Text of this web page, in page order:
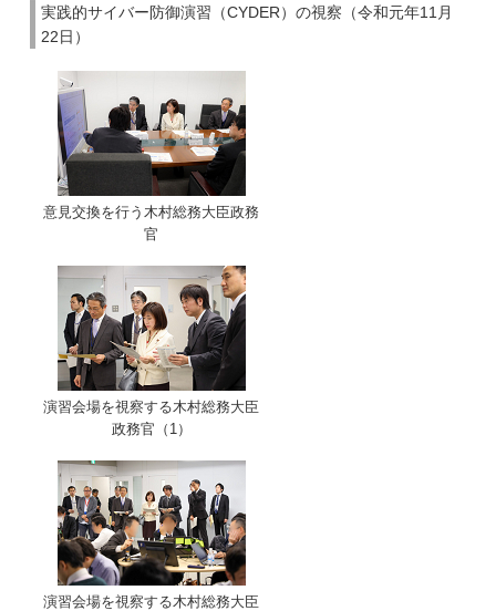
実践的サイバー防御演習（CYDER）の視察（令和元年11月
22日）
意見交換を行う木村総務大臣政務
官
演習会場を視察する木村総務大臣
政務官（1）
演習会場を視察する木村総務大臣